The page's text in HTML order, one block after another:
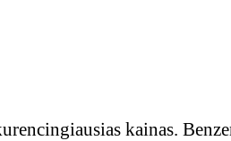
kainas.